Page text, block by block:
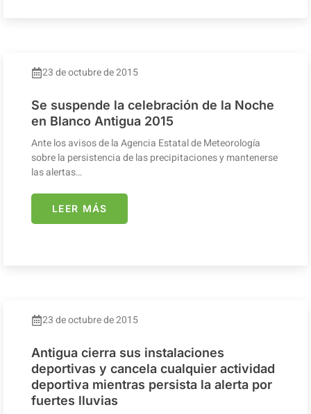
23 de octubre de 2015
Se suspende la celebración de la Noche
en Blanco Antigua 2015
Ante los avisos de la Agencia Estatal de Meteorología
sobre la persistencia de las precipitaciones y mantenerse
las alertas…
LEER MÁS
23 de octubre de 2015
Antigua cierra sus instalaciones
deportivas y cancela cualquier actividad
deportiva mientras persista la alerta por
fuertes lluvias